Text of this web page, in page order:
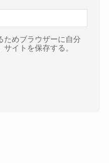
ためブラウザーに自分
イトを保存する。